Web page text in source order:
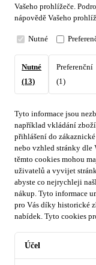
Vašeho prohlížeče.
nápovědě Vašeho
Nutné
Nutné
(13)
Preferenční
(1)
Tyto informace jsou
například vkládání
přihlášení do zákaznické
nebo vzhled stránky dle
těmto cookies mohou
uživatelů a vyvijet
abyste co nejrychleji
nákup. Tyto informace
pro Vás díky historické
nabídek. Tyto cookies
Účel